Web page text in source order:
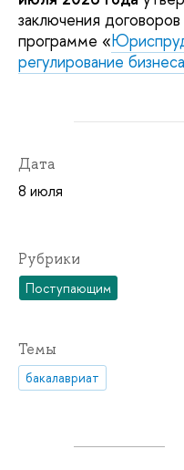
заключения
программе «
регулирование бизнеса
Дата
8 июля
Рубрики
Поступающим
Темы
бакалавриат